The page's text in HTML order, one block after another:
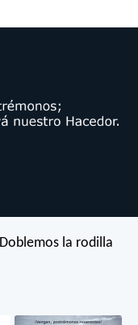
Doblemos la rodilla